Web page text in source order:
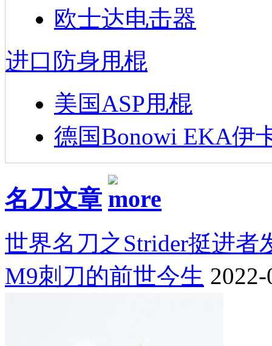
欧士达电击器
进口防身甩棍
美国ASP甩棍
德国Bonowi EKA伊
名刀文章
世界名刀之Strider挺进者
M9刺刀的前世今生